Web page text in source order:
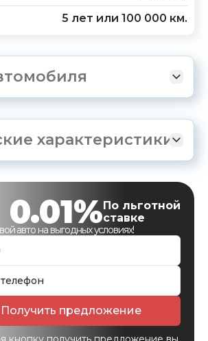
5 лет или 100 000 км.
характеристики
По льготной
ставке
авто на выгодных условиях!
Получить предложение